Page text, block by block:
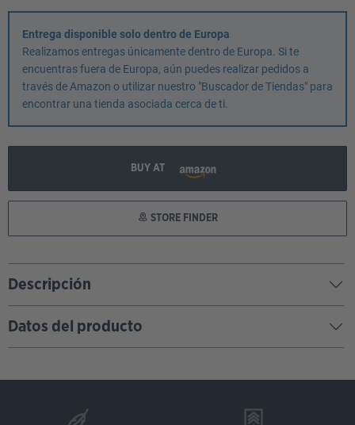
Entrega disponible solo dentro de Europa
Realizamos entregas únicamente dentro de Europa. Si te
encuentras fuera de Europa, aún puedes realizar pedidos a
través de Amazon o utilizar nuestro "Buscador de Tiendas" para
encontrar una tienda asociada cerca de ti.
BUY AT
STORE FINDER
Descripción
Datos del producto